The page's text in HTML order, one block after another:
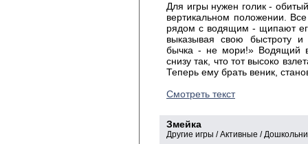
Для игры нужен голик -
вертикальном положении.
рядом с водящим - щипают
выказывая свою быстроту и
бычка - не мори!» Водящий
снизу так, что тот высоко
Теперь ему брать веник,
Смотреть текст
Змейка
Другие игры / Активные /